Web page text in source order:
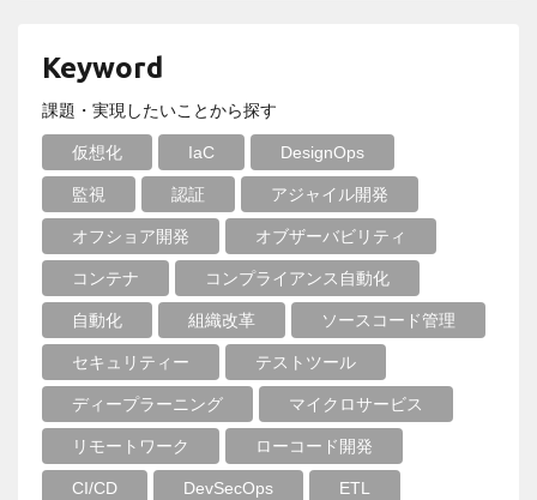
Keyword
課題・実現したいことから探す
仮想化 IaC DesignOps
監視 認証 アジャイル開発
オフショア開発 オブザーバビリティ
コンテナ コンプライアンス自動化
自動化 組織改革 ソースコード管理
セキュリティー テストツール
ディープラーニング マイクロサービス
リモートワーク ローコード開発
CI/CD DevSecOps ETL